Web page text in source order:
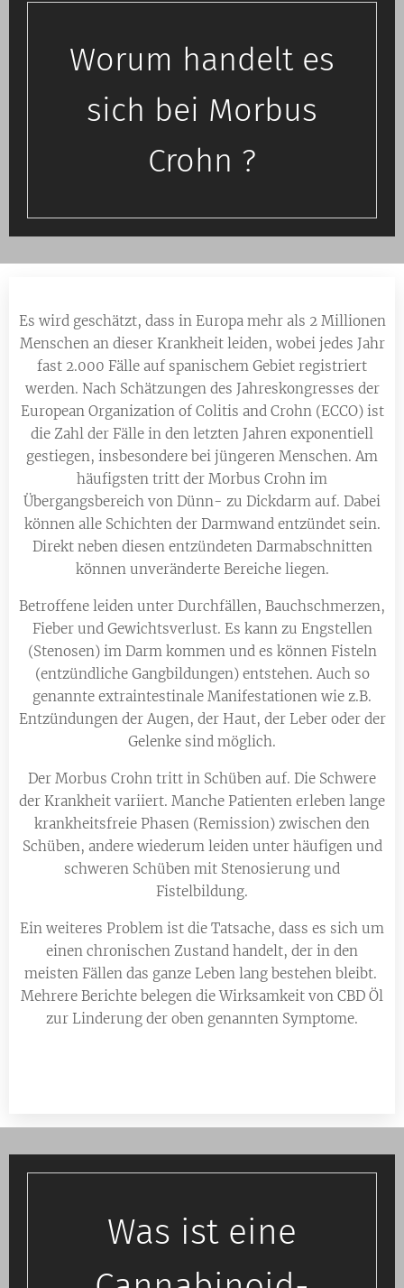
Worum handelt es
sich bei Morbus
Crohn ?
Es wird geschätzt, dass in Europa mehr als 2 Millionen
Menschen an dieser Krankheit leiden, wobei jedes Jahr
fast 2.000 Fälle auf spanischem Gebiet registriert
werden. Nach Schätzungen des Jahreskongresses der
European Organization of Colitis and Crohn (ECCO) ist
die Zahl der Fälle in den letzten Jahren exponentiell
gestiegen, insbesondere bei jüngeren Menschen. Am
häufigsten tritt der Morbus Crohn im
Übergangsbereich von Dünn- zu Dickdarm auf. Dabei
können alle Schichten der Darmwand entzündet sein.
Direkt neben diesen entzündeten Darmabschnitten
können unveränderte Bereiche liegen.
Betroffene leiden unter Durchfällen, Bauchschmerzen,
Fieber und Gewichtsverlust. Es kann zu Engstellen
(Stenosen) im Darm kommen und es können Fisteln
(entzündliche Gangbildungen) entstehen. Auch so
genannte extraintestinale Manifestationen wie z.B.
Entzündungen der Augen, der Haut, der Leber oder der
Gelenke sind möglich.
Der Morbus Crohn tritt in Schüben auf. Die Schwere
der Krankheit variiert. Manche Patienten erleben lange
krankheitsfreie Phasen (Remission) zwischen den
Schüben, andere wiederum leiden unter häufigen und
schweren Schüben mit Stenosierung und
Fistelbildung.
Ein weiteres Problem ist die Tatsache, dass es sich um
einen chronischen Zustand handelt, der in den
meisten Fällen das ganze Leben lang bestehen bleibt.
Mehrere Berichte belegen die Wirksamkeit von CBD Öl
zur Linderung der oben genannten Symptome.
Was ist eine